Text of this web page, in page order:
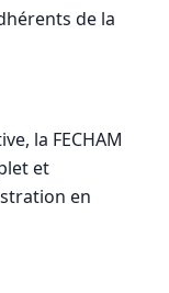
de la
la FECHAM
et
en